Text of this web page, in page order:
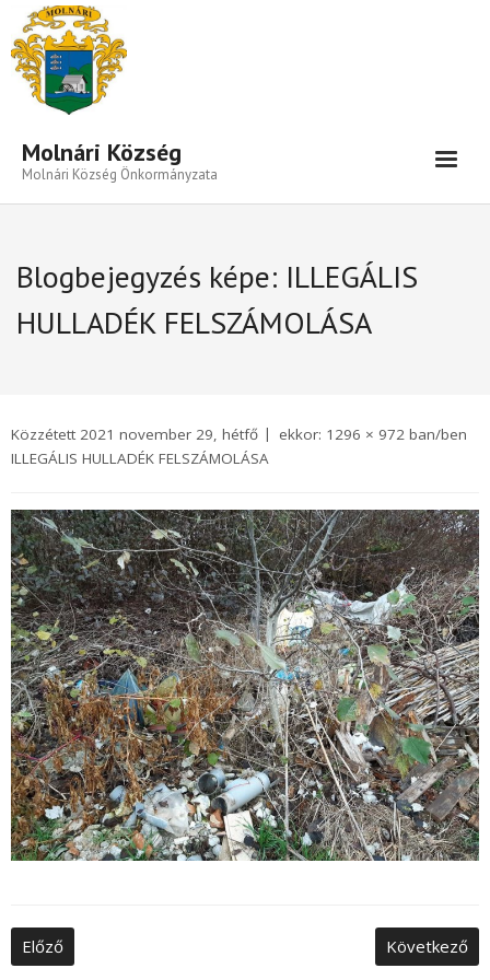
Molnári Község
Molnári Község Önkormányzata
Település
Közigazgatás
Választási Információk
Blogbejegyzés képe: ILLEGÁLIS
HULLADÉK FELSZÁMOLÁSA
Közzétett 2021 november 29, hétfő ekkor: 1296 × 972 ban/ben
ILLEGÁLIS HULLADÉK FELSZÁMOLÁSA
Előző Következő